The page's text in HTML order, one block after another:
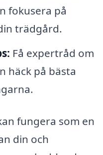
fokusera på
trädgård.
Få expertråd om
häck på bästa
fungera som en
din och